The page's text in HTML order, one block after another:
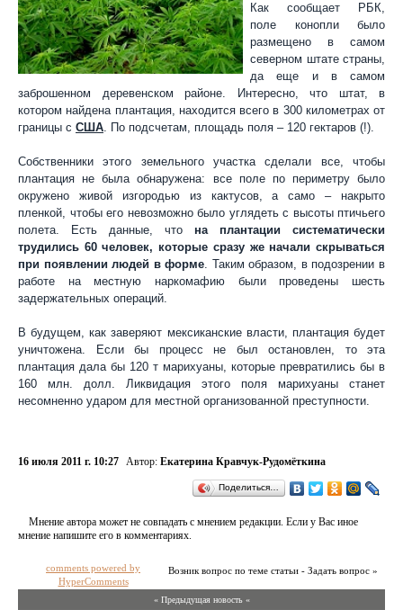
Как сообщает РБК,
поле конопли было
размещено в самом
северном штате страны,
да еще и в самом
заброшенном деревенском районе. Интересно, что штат, в
котором найдена плантация, находится всего в 300 километрах от
границы с США. По подсчетам, площадь поля – 120 гектаров (!).
Собственники этого земельного участка сделали все, чтобы
плантация не была обнаружена: все поле по периметру было
окружено живой изгородью из кактусов, а само – накрыто
пленкой, чтобы его невозможно было углядеть с высоты птичьего
полета. Есть данные, что на плантации систематически
трудились 60 человек, которые сразу же начали скрываться
при появлении людей в форме. Таким образом, в подозрении в
работе на местную наркомафию были проведены шесть
задержательных операций.
В будущем, как заверяют мексиканские власти, плантация будет
уничтожена. Если бы процесс не был остановлен, то эта
плантация дала бы 120 т марихуаны, которые превратились бы в
160 млн. долл. Ликвидация этого поля марихуаны станет
несомненно ударом для местной организованной преступности.
16 июля 2011 г. 10:27 Автор: Екатерина Кравчук-Рудомёткина
Поделиться…
Мнение автора может не совпадать с мнением редакции. Если у Вас иное
мнение напишите его в комментариях.
Возник вопрос по теме статьи - Задать вопрос »
comments powered by
HyperComments
« Предыдущая новость «